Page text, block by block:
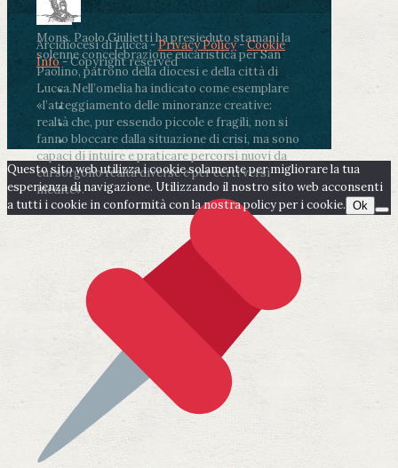
Mons. Paolo Giulietti ha presieduto stamani la
solenne concelebrazione eucaristica per San
Paolino, patrono della diocesi e della città di
Lucca.Nell’omelia ha indicato come esemplare
«l’atteggiamento delle minoranze creative:
realtà che, pur essendo piccole e fragili, non si
fanno bloccare dalla situazione di crisi, ma sono
capaci di intuire e praticare percorsi nuovi da
cui sorgono realtà diverse e per certi versi
inedite».
Arcidiocesi di Lucca -Privacy Policy-Cookie
Info- Copyright reserved
Questo sito web utilizza i cookie solamente per migliorare la tua
esperienza di navigazione. Utilizzando il nostro sito web acconsenti
a tutti i cookie in conformità con la nostra policy per i cookie. Ok